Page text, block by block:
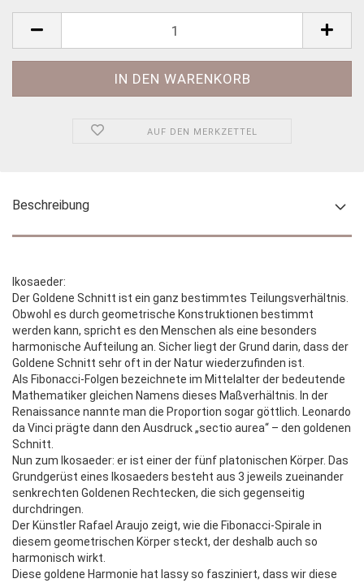
AUF DEN MERKZETTEL
Beschreibung
Ikosaeder:
Der Goldene Schnitt ist ein ganz bestimmtes Teilungsverhältnis.
Obwohl es durch geometrische Konstruktionen bestimmt
werden kann, spricht es den Menschen als eine besonders
harmonische Aufteilung an. Sicher liegt der Grund darin, dass der
Goldene Schnitt sehr oft in der Natur wiederzufinden ist.
Als Fibonacci-Folgen bezeichnete im Mittelalter der bedeutende
Mathematiker gleichen Namens dieses Maßverhältnis. In der
Renaissance nannte man die Proportion sogar göttlich. Leonardo
da Vinci prägte dann den Ausdruck „sectio aurea“ – den goldenen
Schnitt.
Nun zum Ikosaeder: er ist einer der fünf platonischen Körper. Das
Grundgerüst eines Ikosaeders besteht aus 3 jeweils zueinander
senkrechten Goldenen Rechtecken, die sich gegenseitig
durchdringen.
Der Künstler Rafael Araujo zeigt, wie die Fibonacci-Spirale in
diesem geometrischen Körper steckt, der deshalb auch so
harmonisch wirkt.
Diese goldene Harmonie hat lassy so fasziniert, dass wir diese